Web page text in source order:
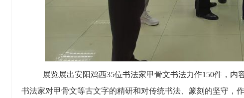
展览展出安阳鸡西35位书法家甲骨文书法力作150件，
书法家对甲骨文等古文字的精研和对传统书法、篆刻的坚守，